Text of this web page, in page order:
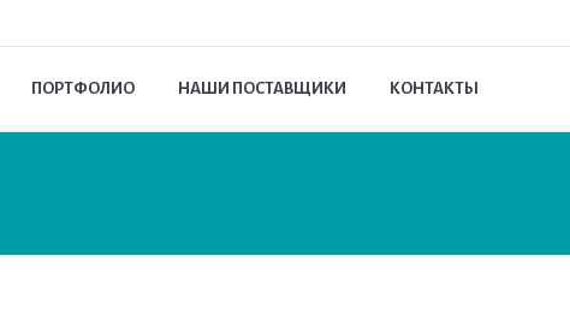
ПОРТФОЛИО НАШИ ПОСТАВЩИКИ КОНТАКТЫ